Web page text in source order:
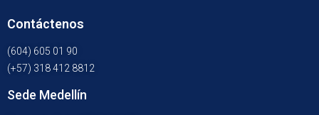
Contáctenos
(604) 605 01 90
(+57) 318 412 8812
Sede Medellín